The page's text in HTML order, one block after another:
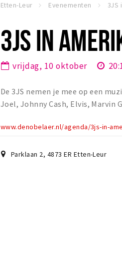
Etten-Leur Evenementen 3JS
3JS IN
vrijdag, 10 oktober
De 3JS nemen je mee op een
Joel, Johnny Cash, Elvis, Marvin
www.denobelaer.nl/agenda/3js-in-
Parklaan 2, 4873 ER Etten-Leur